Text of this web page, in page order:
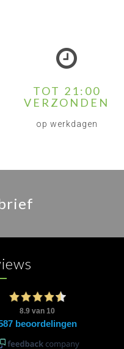
TOT 21:00
VERZONDEN
op werkdagen